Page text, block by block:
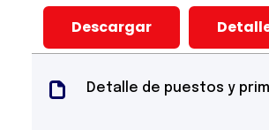
Descargar
Detalle de puestos y